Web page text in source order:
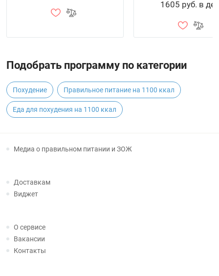
1605 руб. в
Подобрать программу по категории
Похудение Правильное питание на 1100 ккал
Еда для похудения на 1100 ккал
Медиа о правильном питании и ЗОЖ
Доставкам
Виджет
О сервисе
Вакансии
Контакты